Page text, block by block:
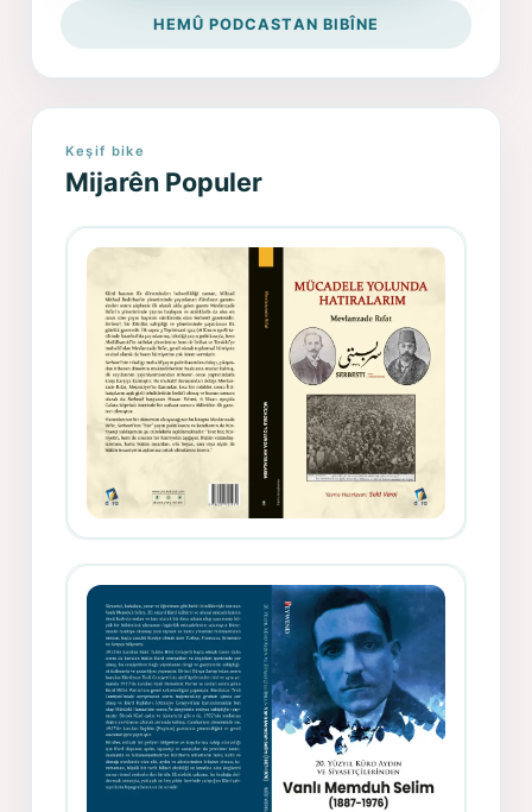
HEMÛ PODCASTAN BIBÎNE
Keşif bike
Mijarên Populer
Rıfat - Seîd Veroj